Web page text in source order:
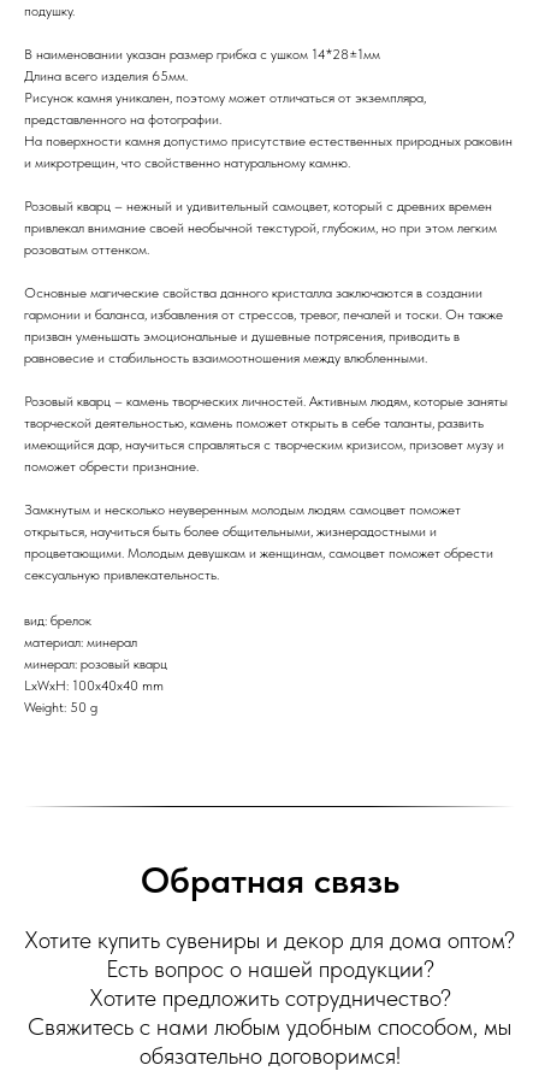
подушку.
В наименовании указан размер грибка с ушком 14*28±1мм
Длина всего изделия 65мм.
Рисунок камня уникален, поэтому может отличаться от экземпляра,
представленного на фотографии.
На поверхности камня допустимо присутствие естественных природных раковин
и микротрещин, что свойственно натуральному камню.
Розовый кварц – нежный и удивительный самоцвет, который с древних времен
привлекал внимание своей необычной текстурой, глубоким, но при этом легким
розоватым оттенком.
Основные магические свойства данного кристалла заключаются в создании
гармонии и баланса, избавления от стрессов, тревог, печалей и тоски. Он также
призван уменьшать эмоциональные и душевные потрясения, приводить в
равновесие и стабильность взаимоотношения между влюбленными.
Розовый кварц – камень творческих личностей. Активным людям, которые заняты
творческой деятельностью, камень поможет открыть в себе таланты, развить
имеющийся дар, научиться справляться с творческим кризисом, призовет музу и
поможет обрести признание.
Замкнутым и несколько неуверенным молодым людям самоцвет поможет
открыться, научиться быть более общительными, жизнерадостными и
процветающими. Молодым девушкам и женщинам, самоцвет поможет обрести
сексуальную привлекательность.
вид: брелок
материал: минерал
минерал: розовый кварц
LxWxH: 100x40x40 mm
Weight: 50 g
Обратная связь
Хотите купить сувениры и декор для дома оптом?
Есть вопрос о нашей продукции?
Хотите предложить сотрудничество?
Свяжитесь с нами любым удобным способом, мы
обязательно договоримся!